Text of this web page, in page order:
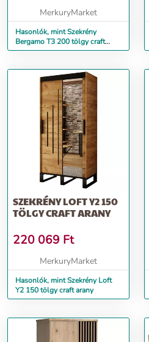
MerkuryMarket
Hasonlók, mint Szekrény
Bergamo T3 200 tölgy craft
arany/fekete/Tükör
SZEKRÉNY LOFT Y2 150
TÖLGY CRAFT ARANY
220 069 Ft
MerkuryMarket
Hasonlók, mint Szekrény Loft
Y2 150 tölgy craft arany